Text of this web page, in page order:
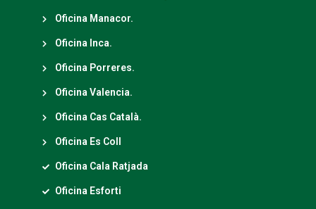
Oficina Manacor.
Oficina Inca.
Oficina Porreres.
Oficina Valencia.
Oficina Cas Català.
Oficina Es Coll
Oficina Cala Ratjada
Oficina Esforti